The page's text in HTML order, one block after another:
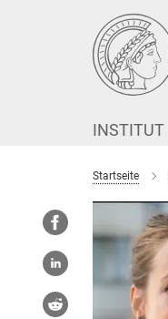
INSTITUT
Startseite